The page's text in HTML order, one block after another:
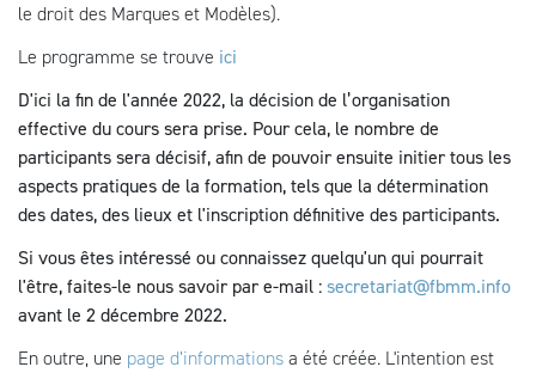
le droit des Marques et Modèles).
Le programme se trouve ici
D'ici la fin de l'année 2022, la décision de l’organisation
effective du cours sera prise. Pour cela, le nombre de
participants sera décisif, afin de pouvoir ensuite initier tous les
aspects pratiques de la formation, tels que la détermination
des dates, des lieux et l'inscription définitive des participants.
Si vous êtes intéressé ou connaissez quelqu'un qui pourrait
l'être, faites-le nous savoir par e-mail :secretariat@fbmm.info
avant le 2 décembre 2022.
En outre, une page d’informationsa été créée. L'intention est